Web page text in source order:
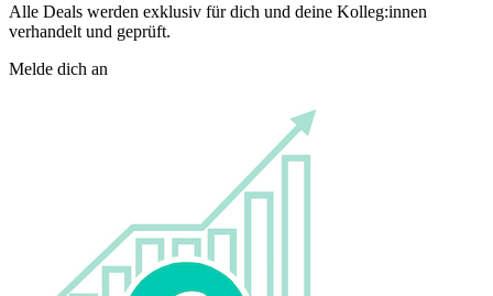
Alle Deals werden exklusiv für dich und deine Kolleg:innen
verhandelt und geprüft.
Melde dich an